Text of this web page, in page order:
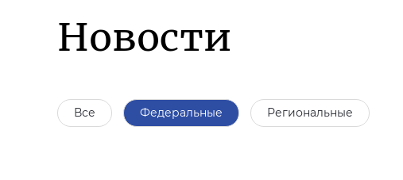
Новости
Все Федеральные Региональные